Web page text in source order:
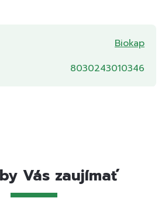
Biokap
8030243010346
Vás zaujímať